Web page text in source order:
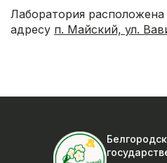
Лаборатория
адресу п. Майский, ул.